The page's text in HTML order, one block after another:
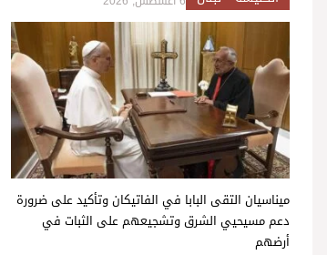
ميناسيان التقى البابا في الفاتيكان وتأكيد على ضرورة
دعم مسيحيي الشرق وتشجيعهم على الثبات في
أرضهم